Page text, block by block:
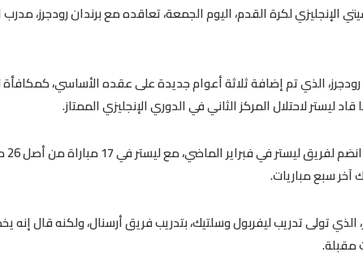
الإنجليزي لكرة القدم، اليوم الجمعة، تعاقده مع برندان رودجرز،
الذي تم إضافة ثلاثة أعوام جديدة على عقده الأساسي،
ليستر لاحتلال المركز الثاني في الدوري الإنجليزي الممتاز.
آخر سبع مباريات.
الذي تولى تدريب ليفربول وسلتيك، بتدريب فريق أرسنال، ولكنه قال إنه
مقبلة.